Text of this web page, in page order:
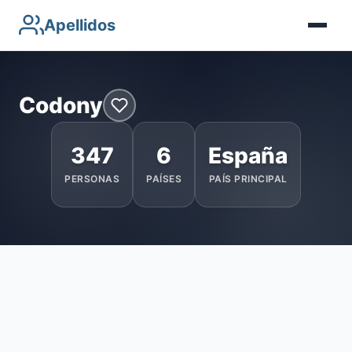
Apellidos
Codony
347
PERSONAS
6
PAÍSES
España
PAÍS PRINCIPAL